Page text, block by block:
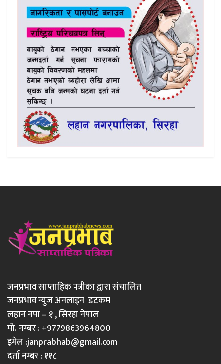
जनप्रभाव साप्ताहिक पत्रीका द्वारा संचालित
जनप्रभाव न्युज अनलाइन डटकम
लहान नपा – १ , सिरहा नेपाल
मो. नम्बर : +9779863964800
इमेल :janprabhab@gmail.com
दर्ता नम्बर : ११८